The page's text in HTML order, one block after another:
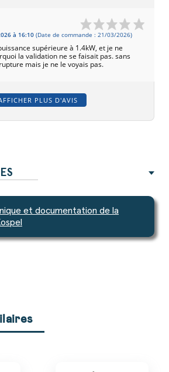
à 16:10 (Date de commande : 21/03/2026)
supérieure à 1.4kW, et je ne
la validation ne se faisait pas. sans
mais je ne le voyais pas.
PLUS D'AVIS
et documentation de la